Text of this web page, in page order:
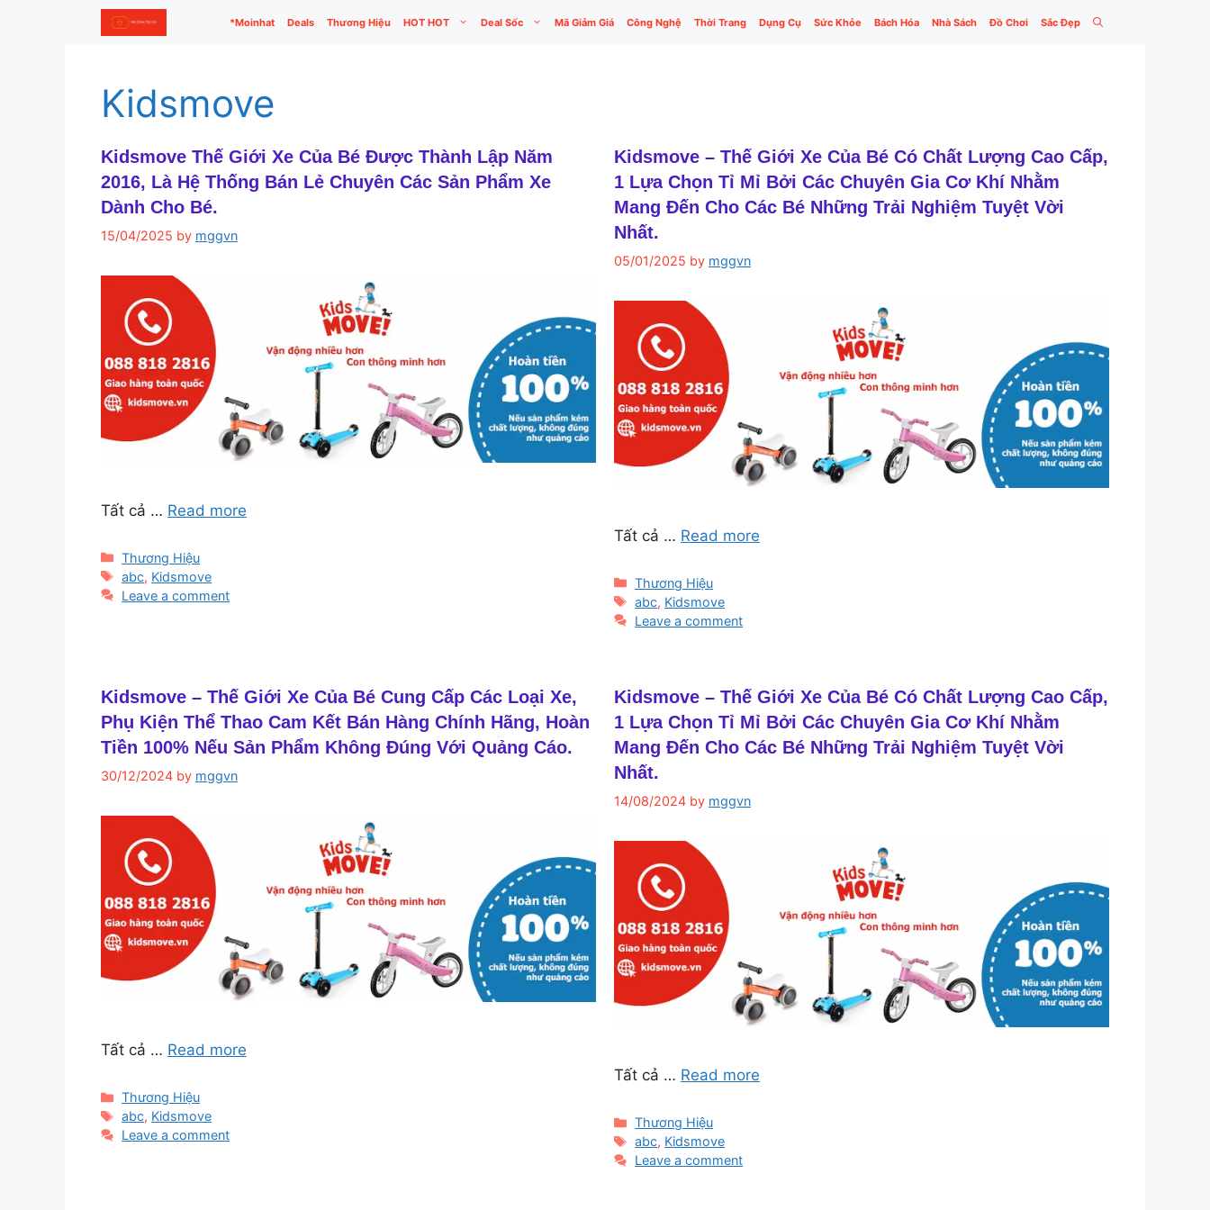
*Moinhat Deals Thương Hiệu HOT HOT Deal Sốc Mã Giảm Giá Công Nghệ Thời Trang Dụng Cụ Sức Khỏe Bách Hóa Nhà Sách Đồ Chơi Sắc Đẹp
Kidsmove
Kidsmove Thế Giới Xe Của Bé Được Thành Lập Năm
2016, Là Hệ Thống Bán Lẻ Chuyên Các Sản Phẩm Xe
Dành Cho Bé.
15/04/2025 by mggvn
Tất cả … Read more
Categories
Thương Hiệu
Tags
abc, Kidsmove
Leave a comment
Kidsmove – Thế Giới Xe Của Bé Có Chất Lượng Cao Cấp,
1 Lựa Chọn Tỉ Mỉ Bởi Các Chuyên Gia Cơ Khí Nhằm
Mang Đến Cho Các Bé Những Trải Nghiệm Tuyệt Vời
Nhất.
05/01/2025 by mggvn
Tất cả … Read more
Categories
Thương Hiệu
Tags
abc, Kidsmove
Leave a comment
Kidsmove – Thế Giới Xe Của Bé Cung Cấp Các Loại Xe,
Phụ Kiện Thể Thao Cam Kết Bán Hàng Chính Hãng, Hoàn
Tiền 100% Nếu Sản Phẩm Không Đúng Với Quảng Cáo.
30/12/2024 by mggvn
Tất cả … Read more
Categories
Thương Hiệu
Tags
abc, Kidsmove
Leave a comment
Kidsmove – Thế Giới Xe Của Bé Có Chất Lượng Cao Cấp,
1 Lựa Chọn Tỉ Mỉ Bởi Các Chuyên Gia Cơ Khí Nhằm
Mang Đến Cho Các Bé Những Trải Nghiệm Tuyệt Vời
Nhất.
14/08/2024 by mggvn
Tất cả … Read more
Categories
Thương Hiệu
Tags
abc, Kidsmove
Leave a comment